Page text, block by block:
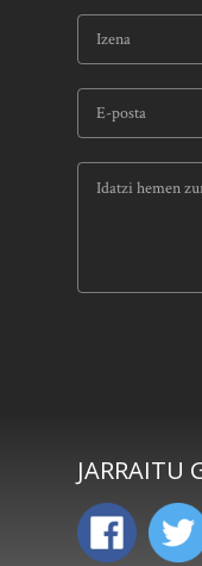
JARRAITU